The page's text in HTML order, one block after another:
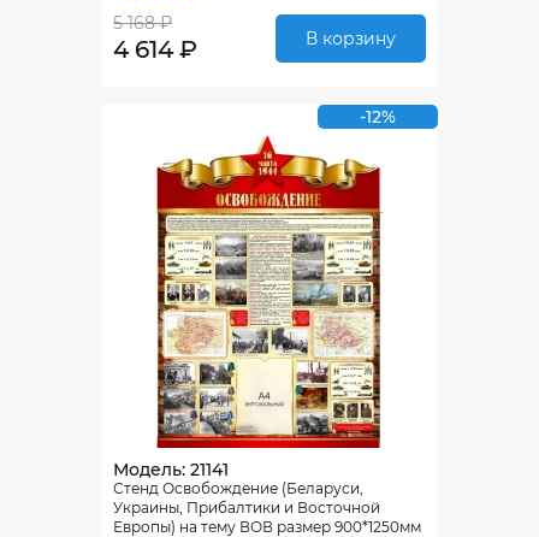
5 168 ₽
4 614 ₽ В корзину
-12%
Модель: 21141
Стенд Освобождение (Беларуси,
Украины, Прибалтики и Восточной
Европы) на тему ВОВ размер 900*1250мм